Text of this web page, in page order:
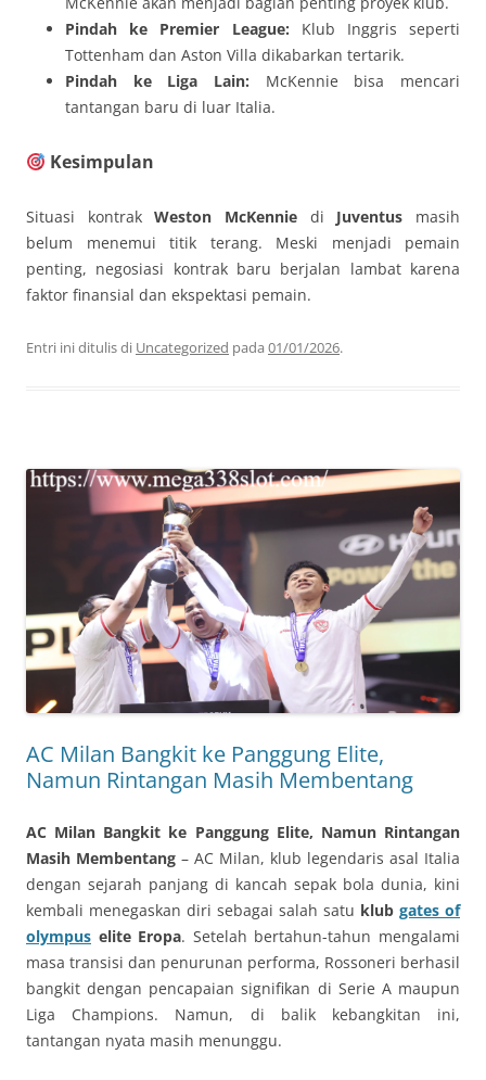
Pindah ke Premier League: Klub Inggris seperti
Tottenham dan Aston Villa dikabarkan tertarik.
Pindah ke Liga Lain: McKennie bisa mencari
tantangan baru di luar Italia.
Kesimpulan
Situasi kontrakWeston McKennie di Juventus masih
belum menemui titik terang. Meski menjadi pemain
penting, negosiasi kontrak baru berjalan lambat karena
faktor finansial dan ekspektasi pemain.
Entri ini ditulis di Uncategorized pada 01/01/2026.
AC Milan Bangkit ke Panggung Elite,
Namun Rintangan Masih Membentang
AC Milan Bangkit ke Panggung Elite, Namun Rintangan
Masih Membentang – AC Milan, klub legendaris asal Italia
dengan sejarah panjang di kancah sepak bola dunia, kini
kembali menegaskan diri sebagai salah satu klub gates of
olympus elite Eropa. Setelah bertahun-tahun mengalami
masa transisi dan penurunan performa, Rossoneri berhasil
bangkit dengan pencapaian signifikan di Serie A maupun
Liga Champions. Namun, di balik kebangkitan ini,
tantangan nyata masih menunggu.